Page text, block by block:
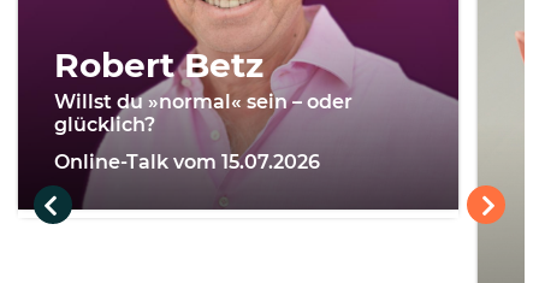
Robert Betz
Willst du »normal« sein – oder
glücklich?
Online-Talk vom 15.07.2026